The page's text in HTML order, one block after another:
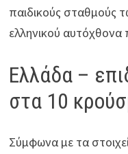
παιδικούς σταθμούς
ελληνικού αυτόχθονα
Ελλάδα –
στα 10
Σύμφωνα με τα